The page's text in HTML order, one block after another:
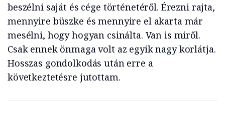
beszélni saját és cége történetéről. Érezni rajta,
mennyire büszke és mennyire el akarta már
mesélni, hogy hogyan csinálta. Van is miről.
Csak ennek önmaga volt az egyik nagy korlátja.
Hosszas gondolkodás után erre a
következtetésre jutottam.